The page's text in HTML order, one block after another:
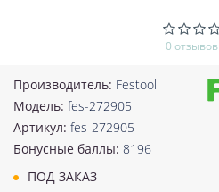
0 отзывов
Производитель: Festool
Модель: fes-272905
Артикул: fes-272905
Бонусные баллы: 8196
ПОД ЗАКАЗ